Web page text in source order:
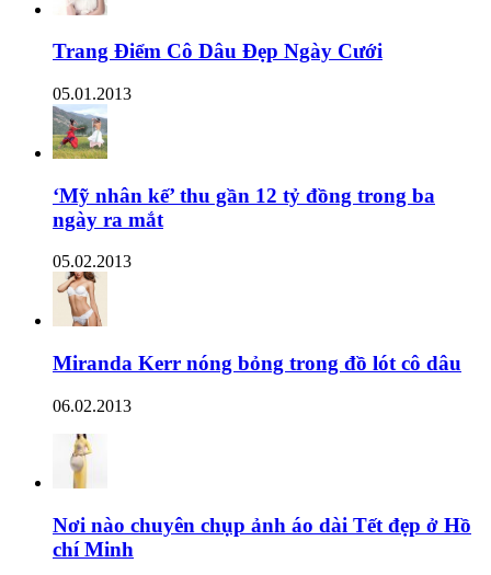
Trang Điểm Cô Dâu Đẹp Ngày Cưới
05.01.2013
‘Mỹ nhân kế’ thu gần 12 tỷ đồng trong ba
ngày ra mắt
05.02.2013
Miranda Kerr nóng bỏng trong đồ lót cô dâu
06.02.2013
Nơi nào chuyên chụp ảnh áo dài Tết đẹp ở Hồ
chí Minh